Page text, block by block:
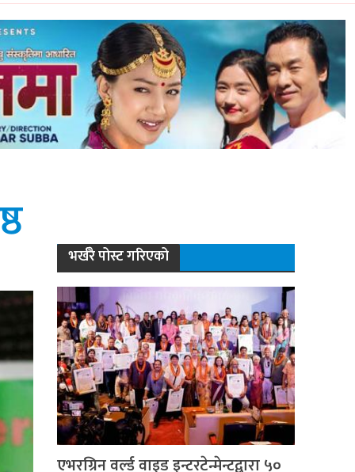
भर्खरै पोस्ट गरिएको
एभरग्रिन वर्ल्ड वाइड इन्टरटेन्मेन्टद्वारा ५०